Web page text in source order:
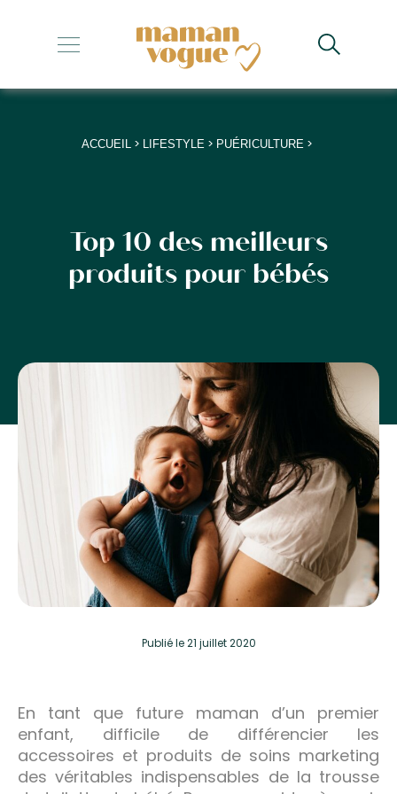
+
+
+
+
ACCUEIL > LIFESTYLE > PUÉRICULTURE >
Top 10 des meilleurs
produits pour bébés
Publiéle 21 juillet 2020
En tant que future maman d’un premier
enfant, difficile de différencier les
accessoires et produits de soins marketing
des véritables indispensables de la trousse